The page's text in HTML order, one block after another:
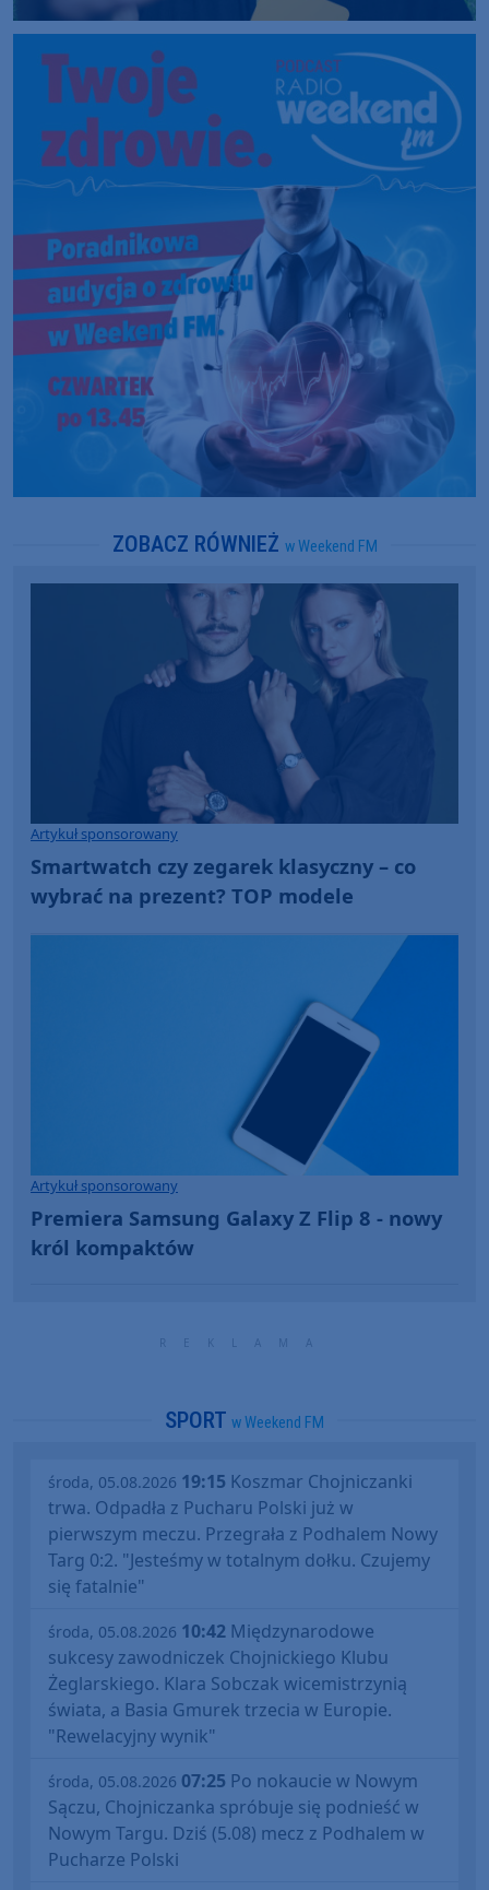
ZOBACZ RÓWNIEŻ w Weekend FM
Artykuł sponsorowany
Smartwatch czy zegarek klasyczny – co
wybrać na prezent? TOP modele
Artykuł sponsorowany
Premiera Samsung Galaxy Z Flip 8 - nowy
król kompaktów
SPORT w Weekend FM
środa, 05.08.2026 19:15 Koszmar Chojniczanki
trwa. Odpadła z Pucharu Polski już w
pierwszym meczu. Przegrała z Podhalem Nowy
Targ 0:2. "Jesteśmy w totalnym dołku. Czujemy
się fatalnie"
środa, 05.08.2026 10:42 Międzynarodowe
sukcesy zawodniczek Chojnickiego Klubu
Żeglarskiego. Klara Sobczak wicemistrzynią
świata, a Basia Gmurek trzecia w Europie.
"Rewelacyjny wynik"
środa, 05.08.2026 07:25 Po nokaucie w Nowym
Sączu, Chojniczanka spróbuje się podnieść w
Nowym Targu. Dziś (5.08) mecz z Podhalem w
Pucharze Polski